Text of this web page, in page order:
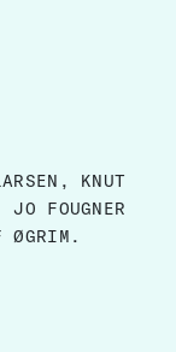
KNUT
FOUGNER
ØGRIM.